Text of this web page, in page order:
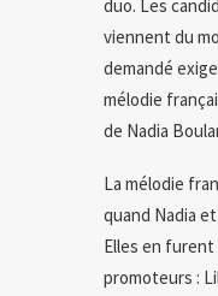
duo. Les
viennent du
demandé
mélodie
de Nadia
La mélodie
quand Nadia
Elles en
promoteurs :